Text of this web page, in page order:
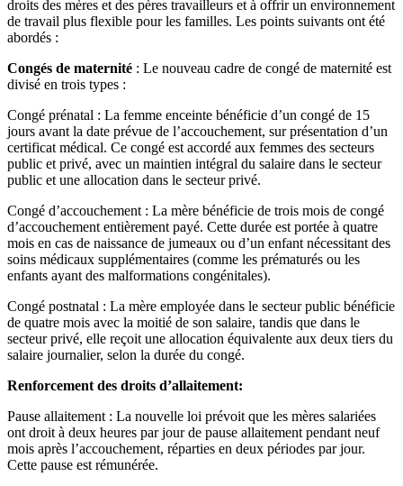
droits des mères et des pères travailleurs et à offrir un environnement
de travail plus flexible pour les familles. Les points suivants ont été
abordés :
Congés de maternité : Le nouveau cadre de congé de maternité est
divisé en trois types :
Congé prénatal : La femme enceinte bénéficie d’un congé de 15
jours avant la date prévue de l’accouchement, sur présentation d’un
certificat médical. Ce congé est accordé aux femmes des secteurs
public et privé, avec un maintien intégral du salaire dans le secteur
public et une allocation dans le secteur privé.
Congé d’accouchement : La mère bénéficie de trois mois de congé
d’accouchement entièrement payé. Cette durée est portée à quatre
mois en cas de naissance de jumeaux ou d’un enfant nécessitant des
soins médicaux supplémentaires (comme les prématurés ou les
enfants ayant des malformations congénitales).
Congé postnatal : La mère employée dans le secteur public bénéficie
de quatre mois avec la moitié de son salaire, tandis que dans le
secteur privé, elle reçoit une allocation équivalente aux deux tiers du
salaire journalier, selon la durée du congé.
Renforcement des droits d’allaitement:
Pause allaitement : La nouvelle loi prévoit que les mères salariées
ont droit à deux heures par jour de pause allaitement pendant neuf
mois après l’accouchement, réparties en deux périodes par jour.
Cette pause est rémunérée.